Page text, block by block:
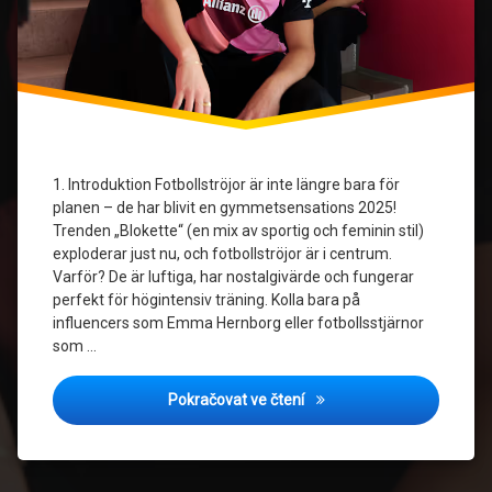
1. Introduktion Fotbollströjor är inte längre bara för
planen – de har blivit en gymmetsensations 2025!
Trenden „Blokette“ (en mix av sportig och feminin stil)
exploderar just nu, och fotbollströjor är i centrum.
Varför? De är luftiga, har nostalgivärde och fungerar
perfekt för högintensiv träning. Kolla bara på
influencers som Emma Hernborg eller fotbollsstjärnor
som …
Pokračovat ve čteníStyla Din Fotbollströja till